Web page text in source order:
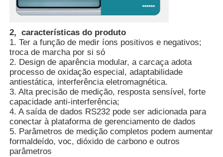
Dosímetro pessoal
sensor do raio de x
Sistema de Monitoramento de Radiação Nuclear
detector do rádon
2, características do produto
1. Ter a função de medir íons positivos e negativos;
troca de marcha por si só
2. Design de aparência modular, a carcaça adota
processo de oxidação especial, adaptabilidade
antiestática, interferência eletromagnética.
3. Alta precisão de medição, resposta sensível, forte
capacidade anti-interferência;
4. A saída de dados RS232 pode ser adicionada para
conectar à plataforma de gerenciamento de dados
5. Parâmetros de medição completos podem aumentar
formaldeído, voc, dióxido de carbono e outros
parâmetros